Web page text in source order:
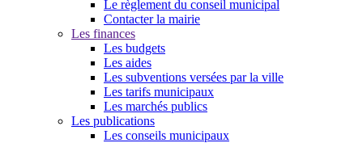
Le règlement du conseil municipal
Contacter la mairie
Les finances
Les budgets
Les aides
Les subventions versées par la ville
Les tarifs municipaux
Les marchés publics
Les publications
Les conseils municipaux